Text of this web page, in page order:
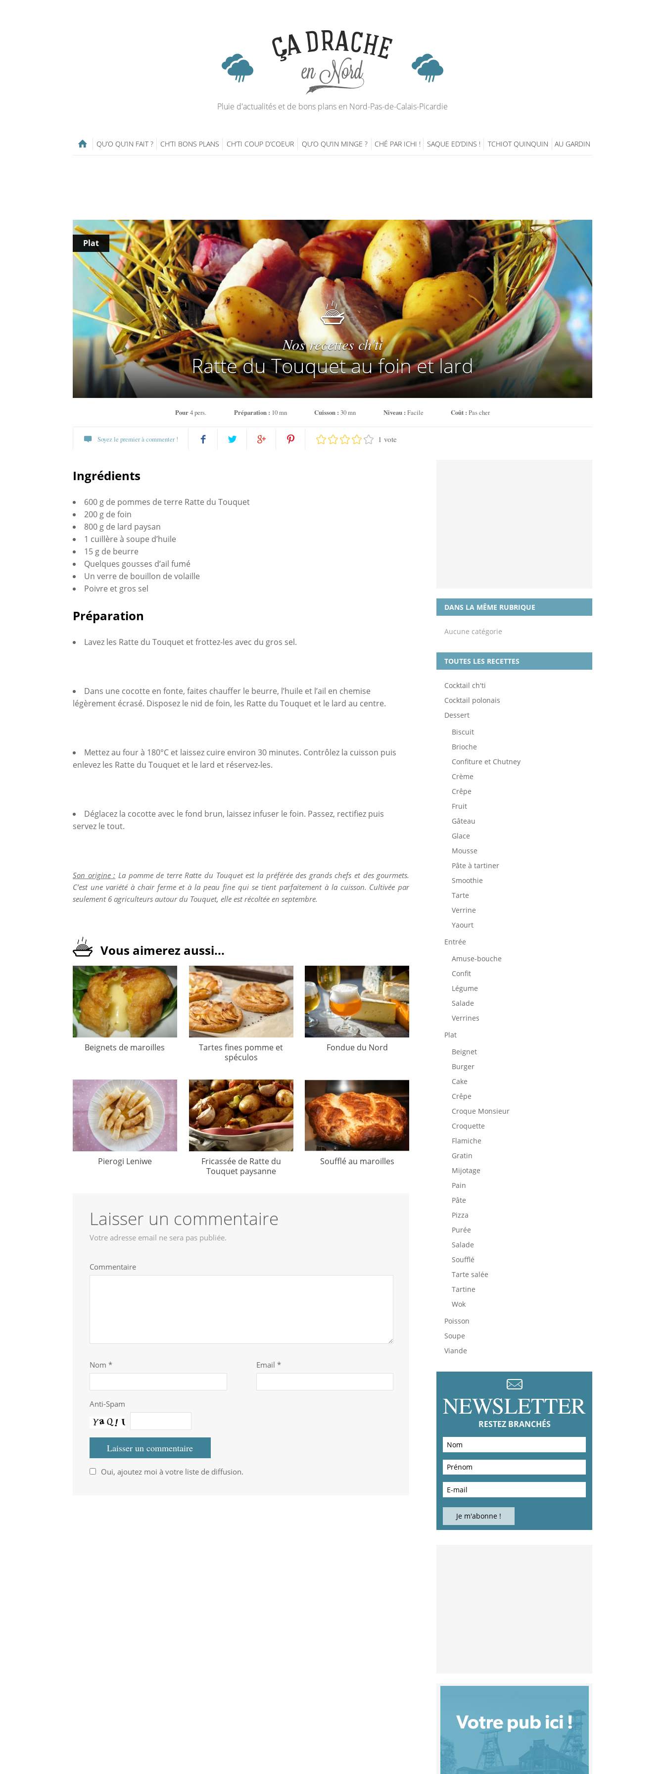
Pluie d'actualités et de bons plans en Nord-Pas-de-Calais-Picardie
QU’O QU’IN FAIT ? CH’TI BONS PLANS CH’TI COUP D’COEUR QU’O QU’IN MINGE ? CHÉ PAR ICHI ! SAQUE ED’DINS ! TCHIOT QUINQUIN AU GARDIN
Plat
Nos recettes ch'ti
Ratte du Touquet au foin et lard
Pour4 pers. Préparation : 10 mn Cuisson : 30 mn Niveau : Facile Coût : Pas cher
Soyez le premier à commenter !
Facebook
1 vote
Ingrédients
600 g de pommes de terre Ratte du Touquet
200 g de foin
800 g de lard paysan
1 cuillère à soupe d’huile
15 g de beurre
Quelques gousses d’ail fumé
Un verre de bouillon de volaille
Poivre et gros sel
Préparation
Lavez les Ratte du Touquet et frottez-les avec du gros sel.
Dans une cocotte en fonte, faites chauffer le beurre, l’huile et l’ail en chemise
légèrement écrasé. Disposez le nid de foin, les Ratte du Touquet et le lard au centre.
Mettez au four à 180°C et laissez cuire environ 30 minutes. Contrôlez la cuisson puis
enlevez les Ratte du Touquet et le lard et réservez-les.
Déglacez la cocotte avec le fond brun, laissez infuser le foin. Passez, rectifiez puis
servez le tout.
Son origine : La pomme de terre Ratte du Touquet est la préférée des grands chefs et des gourmets.
C’est une variété à chair ferme et à la peau fine qui se tient parfaitement à la cuisson. Cultivée par
seulement 6 agriculteurs autour du Touquet, elle est récoltée en septembre.
Vous aimerez aussi...
Beignets de maroilles
Tartes fines pomme et
spéculos
Fondue du Nord
Pierogi Leniwe
Fricassée de Ratte du
Touquet paysanne
Soufflé au maroilles
Laisser un commentaire
Votre adresse email ne sera pas publiée.
Commentaire
Nom* Email *
Anti-Spam
Oui, ajoutez moi à votre liste de diffusion.
DANS LA MÊME RUBRIQUE
Aucune catégorie
TOUTES LES RECETTES
Cocktail ch'ti
Cocktail polonais
Dessert
Biscuit
Brioche
Confiture et Chutney
Crème
Crêpe
Fruit
Gâteau
Glace
Mousse
Pâte à tartiner
Smoothie
Tarte
Verrine
Yaourt
Entrée
Amuse-bouche
Confit
Légume
Salade
Verrines
Plat
Beignet
Burger
Cake
Crêpe
Croque Monsieur
Croquette
Flamiche
Gratin
Mijotage
Pain
Pâte
Pizza
Purée
Salade
Soufflé
Tarte salée
Tartine
Wok
Poisson
Soupe
Viande
NEWSLETTER
RESTEZ BRANCHÉS